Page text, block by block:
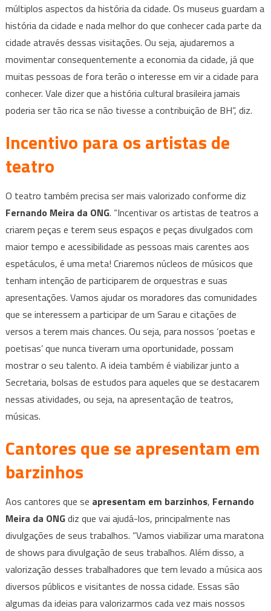
múltiplos aspectos da história da cidade. Os museus guardam a
história da cidade e nada melhor do que conhecer cada parte da
cidade através dessas visitações. Ou seja, ajudaremos a
movimentar consequentemente a economia da cidade, já que
muitas pessoas de fora terão o interesse em vir a cidade para
conhecer. Vale dizer que a história cultural brasileira jamais
poderia ser tão rica se não tivesse a contribuição de BH”, diz.
Incentivo para os artistas de
teatro
O teatro também precisa ser mais valorizado conforme diz
Fernando Meira da ONG. “Incentivar os artistas de teatros a
criarem peças e terem seus espaços e peças divulgados com
maior tempo e acessibilidade as pessoas mais carentes aos
espetáculos, é uma meta! Criaremos núcleos de músicos que
tenham intenção de participarem de orquestras e suas
apresentações. Vamos ajudar os moradores das comunidades
que se interessem a participar de um Sarau e citações de
versos a terem mais chances. Ou seja, para nossos ‘poetas e
poetisas’ que nunca tiveram uma oportunidade, possam
mostrar o seu talento. A ideia também é viabilizar junto a
Secretaria, bolsas de estudos para aqueles que se destacarem
nessas atividades, ou seja, na apresentação de teatros,
músicas.
Cantores que se apresentam em
barzinhos
Aos cantores que se apresentam em barzinhos, Fernando
Meira da ONGdiz que vai ajudá-los, principalmente nas
divulgações de seus trabalhos. “Vamos viabilizar uma maratona
de shows para divulgação de seus trabalhos. Além disso, a
valorização desses trabalhadores que tem levado a música aos
diversos públicos e visitantes de nossa cidade. Essas são
algumas da ideias para valorizarmos cada vez mais nossos